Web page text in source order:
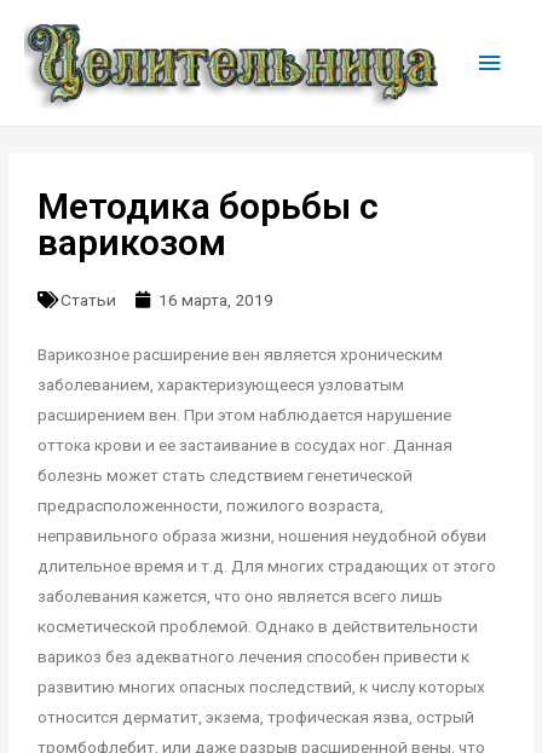
Методика борьбы с
варикозом
Статьи 16 марта, 2019
Варикозное расширение вен является хроническим
заболеванием, характеризующееся узловатым
расширением вен. При этом наблюдается нарушение
оттока крови и ее застаивание в сосудах ног. Данная
болезнь может стать следствием генетической
предрасположенности, пожилого возраста,
неправильного образа жизни, ношения неудобной обуви
длительное время и т.д. Для многих страдающих от этого
заболевания кажется, что оно является всего лишь
косметической проблемой. Однако в действительности
варикоз без адекватного лечения способен привести к
развитию многих опасных последствий, к числу которых
относится дерматит, экзема, трофическая язва, острый
тромбофлебит, или даже разрыв расширенной вены, что